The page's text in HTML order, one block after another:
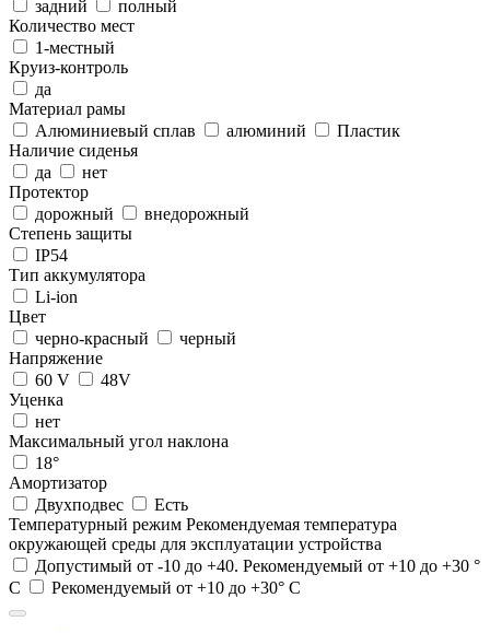
задний
полный
Количество мест
1-местный
Круиз-контроль
да
Материал рамы
Алюминиевый сплав
алюминий
Пластик
Наличие сиденья
да
нет
Протектор
дорожный
внедорожный
Степень защиты
IP54
Тип аккумулятора
Li-ion
Цвет
черно-красный
черный
Напряжение
60 V
48V
Уценка
нет
Максимальный угол наклона
18°
Амортизатор
Двухподвес
Есть
Температурный режим Рекомендуемая температура
окружающей среды для эксплуатации устройства
Допустимый от -10 до +40. Рекомендуемый от +10 до +30 °
С
Рекомендуемый от +10 до +30° С